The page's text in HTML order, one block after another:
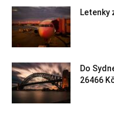
Letenky
Do
26466